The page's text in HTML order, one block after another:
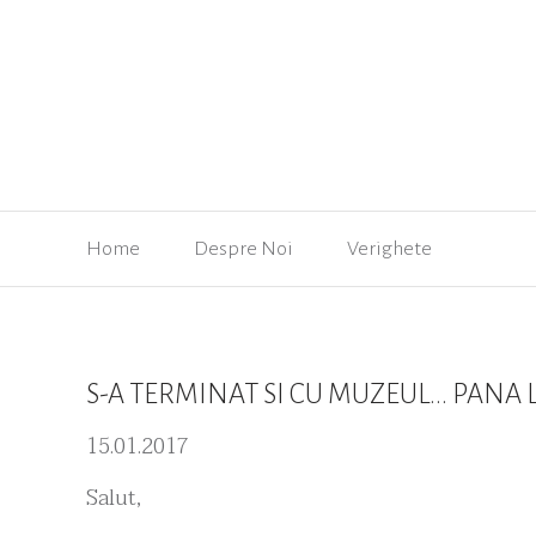
Home Despre Noi Verighete
S-A TERMINAT SI CU MUZEUL...
15.01.2017
Salut,